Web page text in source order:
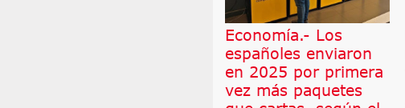
Economía.- Los
españoles enviaron
en 2025 por primera
vez más paquetes